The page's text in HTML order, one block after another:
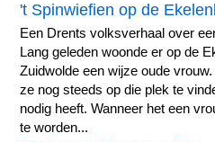
't Spinwiefien op de
Een Drents volksverhaal over
Lang geleden woonde er op de
Zuidwolde een wijze oude
ze nog steeds op die plek te
nodig heeft. Wanneer het een
te worden...